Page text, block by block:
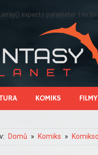
expects parameter 1 to
KOMIKS
Domů Komiks